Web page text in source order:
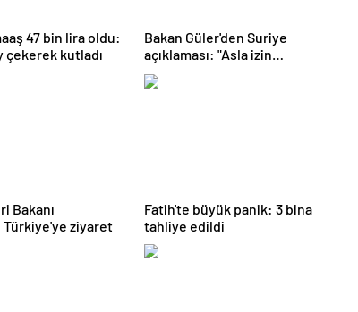
47 bin lira oldu:
çekerek kutladı
Bakan Güler'den Suriye
açıklaması: "Asla izin
vermeyeceğiz"
Bakanı
Türkiye'ye ziyaret
Fatih'te büyük panik: 3 bina
tahliye edildi